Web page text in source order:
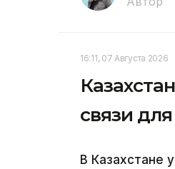
16:11, 07 Августа 2026
связи
В Казахстане